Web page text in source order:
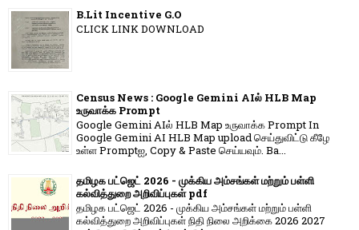
B.Lit Incentive G.O
CLICK LINK DOWNLOAD
Census News : Google Gemini AIல் HLB Map
உருவாக்க Prompt
Google Gemini AIல் HLB Map உருவாக்க Prompt In
Google Gemini AI HLB Map upload செய்துவிட்டு கீழே
உள்ள Promptஐ, Copy & Paste செய்யவும். Ba...
தமிழக பட்ஜெட் 2026 - முக்கிய அம்சங்கள் மற்றும் பள்ளி
கல்வித்துறை அறிவிப்புகள் pdf
தமிழக பட்ஜெட் 2026 - முக்கிய அம்சங்கள் மற்றும் பள்ளி
கல்வித்துறை அறிவிப்புகள் நிதி நிலை அறிக்கை 2026 2027